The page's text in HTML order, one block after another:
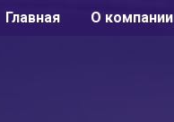
Главная О компании